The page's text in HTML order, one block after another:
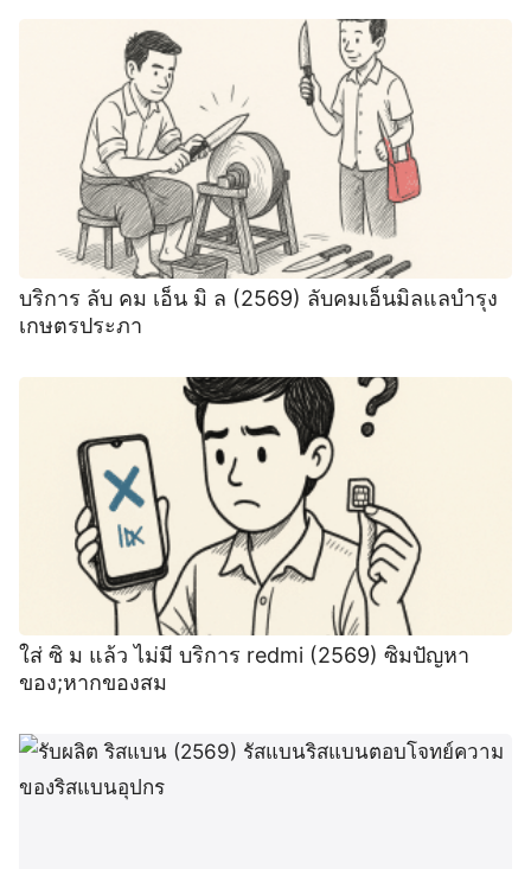
บริการ ลับ คม เอ็น มิ ล (2569) ลับคมเอ็นมิลแลบำรุง
เกษตรประภา
ใส่ ซิ ม แล้ว ไม่มี บริการ redmi (2569) ซิมปัญหา
ของ;หากของสม